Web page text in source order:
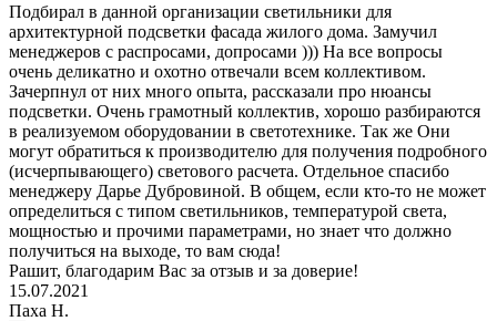
Подбирал в данной организации светильники для
архитектурной подсветки фасада жилого дома. Замучил
менеджеров с распросами, допросами ))) На все вопросы
очень деликатно и охотно отвечали всем коллективом.
Зачерпнул от них много опыта, рассказали про нюансы
подсветки. Очень грамотный коллектив, хорошо разбираются
в реализуемом оборудовании в светотехнике. Так же Они
могут обратиться к производителю для получения подробного
(исчерпывающего) светового расчета. Отдельное спасибо
менеджеру Дарье Дубровиной. В общем, если кто-то не может
определиться с типом светильников, температурой света,
мощностью и прочими параметрами, но знает что должно
получиться на выходе, то вам сюда!
Рашит, благодарим Вас за отзыв и за доверие!
15.07.2021
Паха Н.